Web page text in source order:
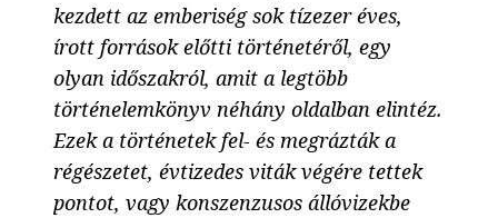
kezdett az emberiség sok tízezer éves,
írott források előtti történetéről, egy
olyan időszakról, amit a legtöbb
történelemkönyv néhány oldalban elintéz.
Ezek a történetek fel- és megrázták a
régészetet, évtizedes viták végére tettek
pontot, vagy konszenzusos állóvizekbe